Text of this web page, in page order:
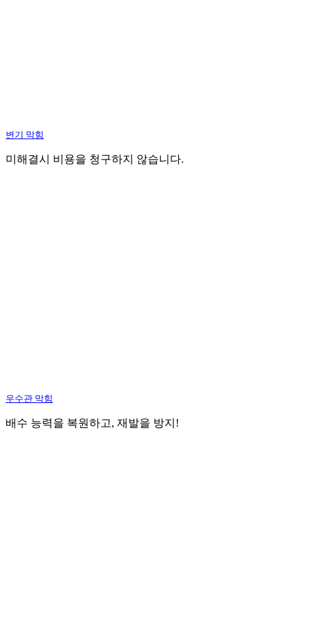
변기 막힘
미해결시 비용을 청구하지 않습니다.
우수관 막힘
배수 능력을 복원하고, 재발을 방지!